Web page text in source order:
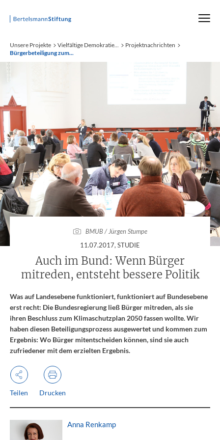
Startseite
Unsere Projekte Vielfältige Demokratie...
Projektnachrichten
Bürgerbeteiligung zum...
BMUB / Jürgen Stumpe
11.07.2017, STUDIE
Auch im Bund: Wenn Bürger
mitreden, entsteht bessere Politik
Was auf Landesebene funktioniert, funktioniert auf Bundesebene
erst recht: Die Bundesregierung ließ Bürger mitreden, als sie
ihren Beschluss zum Klimaschutzplan 2050 fassen wollte. Wir
haben diesen Beteiligungsprozess ausgewertet und kommen zum
Ergebnis: Wo Bürger mitentscheiden können, sind sie auch
zufriedener mit dem erzielten Ergebnis.
Teilen Drucken
Anna Renkamp